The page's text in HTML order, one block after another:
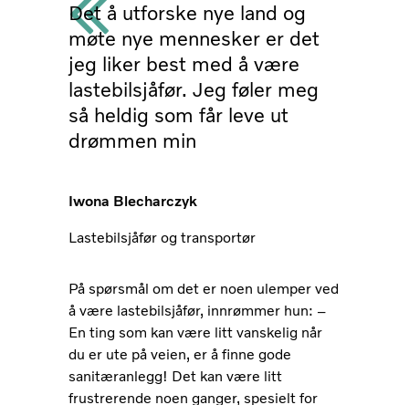
Det å utforske nye land og
møte nye mennesker er det
jeg liker best med å være
lastebilsjåfør. Jeg føler meg
så heldig som får leve ut
drømmen min
Iwona Blecharczyk
Lastebilsjåfør og transportør
På spørsmål om det er noen ulemper ved
å være lastebilsjåfør, innrømmer hun: –
En ting som kan være litt vanskelig når
du er ute på veien, er å finne gode
sanitæranlegg! Det kan være litt
frustrerende noen ganger, spesielt for